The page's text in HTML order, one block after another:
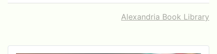
Alexandria Book Library